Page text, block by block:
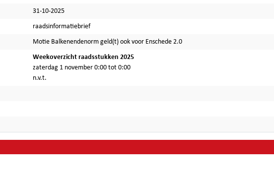
31-10-2025
raadsinformatiebrief
Motie Balkenendenorm geld(t) ook voor Enschede 2.0
Weekoverzicht raadsstukken 2025
zaterdag 1 november 0:00 tot 0:00
n.v.t.